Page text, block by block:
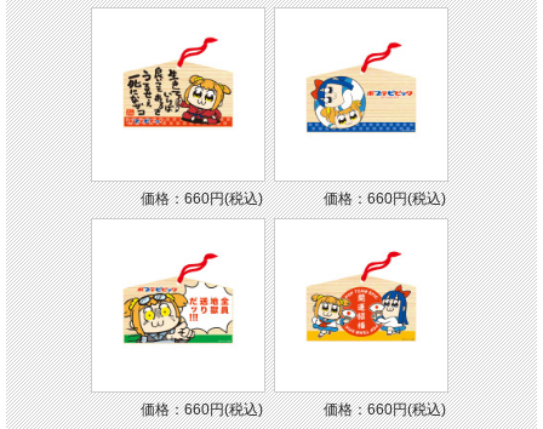
価格：660円(税込) 価格：660円(税込)
価格：660円(税込) 価格：660円(税込)